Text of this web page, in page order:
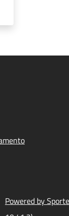
Powered by